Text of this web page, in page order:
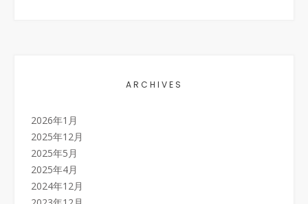
ARCHIVES
2026年1月
2025年12月
2025年5月
2025年4月
2024年12月